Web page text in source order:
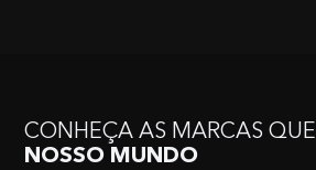
CONHEÇA AS MARCAS QUE
NOSSO MUNDO